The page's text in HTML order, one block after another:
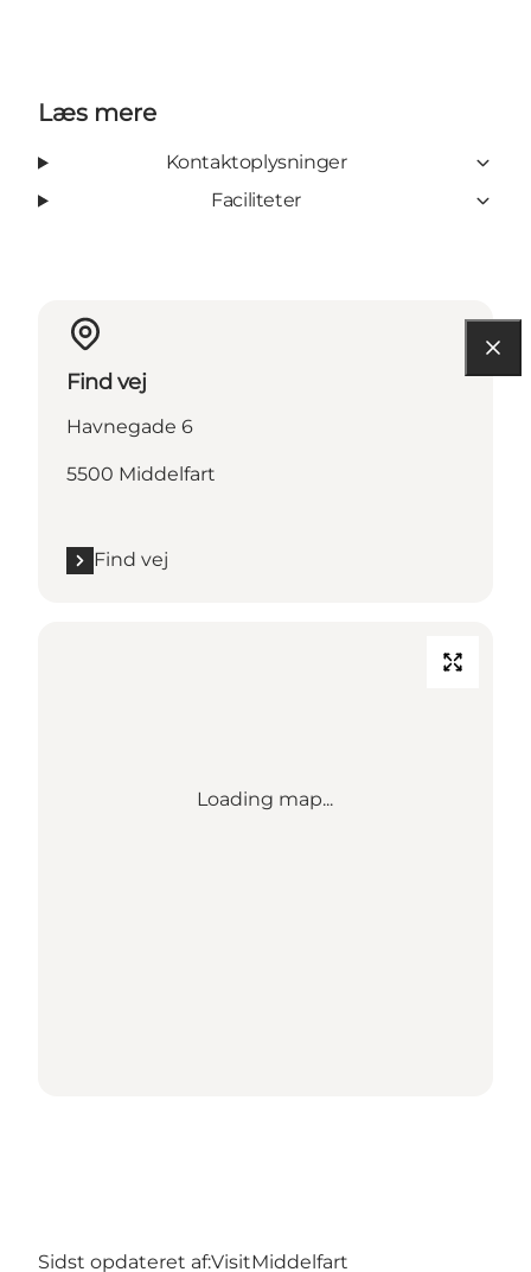
Læs mere
Kontaktoplysninger
Faciliteter
Find vej
Havnegade 6
5500 Middelfart
Find vej
Loading map...
Sidst opdateret af:VisitMiddelfart